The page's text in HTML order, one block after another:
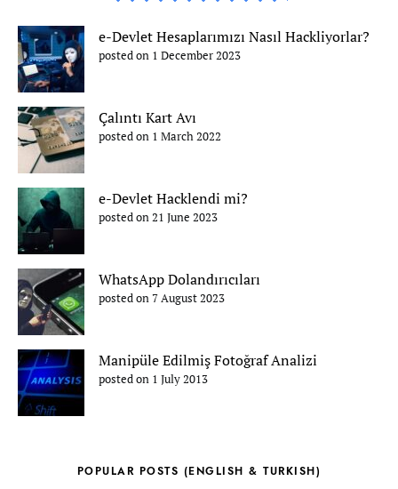
e-Devlet Hesaplarımızı Nasıl Hackliyorlar?
posted on 1 December 2023
Çalıntı Kart Avı
posted on 1 March 2022
e-Devlet Hacklendi mi?
posted on 21 June 2023
WhatsApp Dolandırıcıları
posted on 7 August 2023
Manipüle Edilmiş Fotoğraf Analizi
posted on 1 July 2013
POPULAR POSTS (ENGLISH & TURKISH)